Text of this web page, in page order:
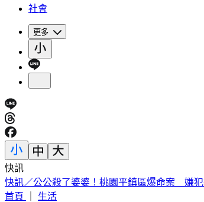
社會
更多
快訊
泰校園槍擊槍手「疑似國三生」 包包全是子彈
首頁
生活